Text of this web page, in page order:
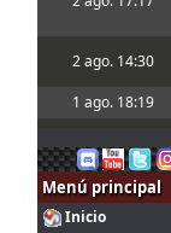
2 ago. 14:30
1 ago. 18:19
31 jul. 14:13
31 jul. 12:40
31 jul. 10:51
Menú principal
Inicio